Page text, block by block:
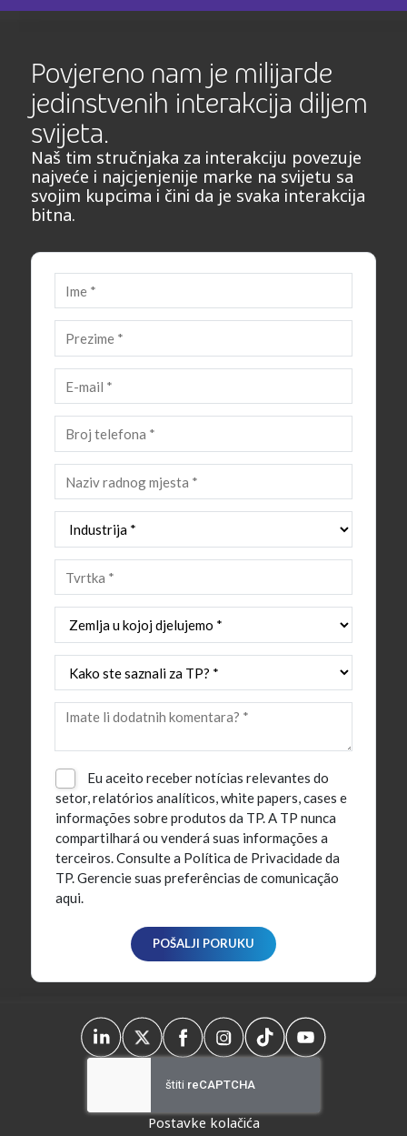
Povjereno nam je milijarde
jedinstvenih interakcija diljem
svijeta.
Naš tim stručnjaka za interakciju povezuje
najveće i najcjenjenije marke na svijetu sa
svojim kupcima i čini da je svaka interakcija
bitna.
Eu aceito receber notícias relevantes do
setor, relatórios analíticos, white papers, cases e
informações sobre produtos da TP. A TP nunca
compartilhará ou venderá suas informações a
terceiros.Consulte a Política de Privacidade da
TP.Gerencie suas preferências de comunicação
aqui.
Postavke kolačića